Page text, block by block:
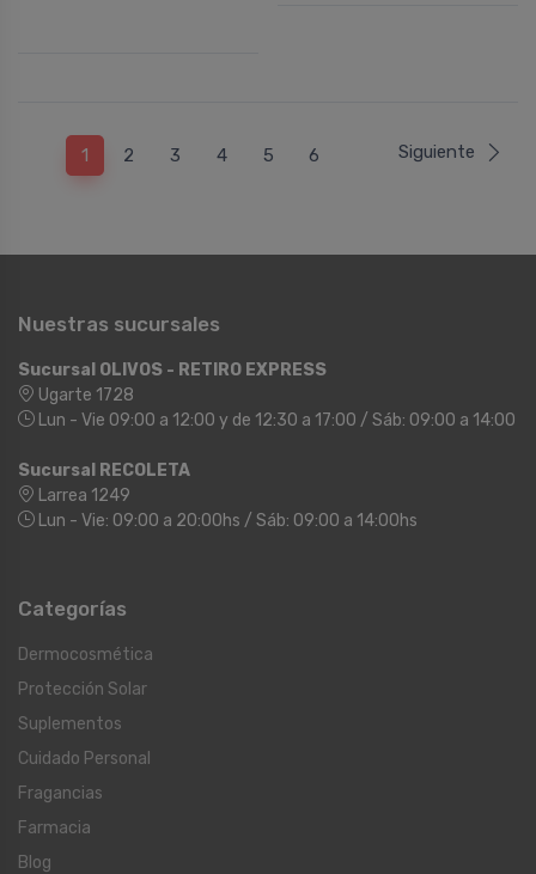
1 2 3 4 5 6 Siguiente
Nuestras sucursales
Sucursal OLIVOS - RETIRO EXPRESS
Ugarte 1728
Lun - Vie 09:00 a 12:00 y de 12:30 a 17:00 / Sáb: 09:00 a 14:00
Sucursal RECOLETA
Larrea 1249
Lun - Vie: 09:00 a 20:00hs / Sáb: 09:00 a 14:00hs
Categorías
Dermocosmética
Protección Solar
Suplementos
Cuidado Personal
Fragancias
Farmacia
Blog